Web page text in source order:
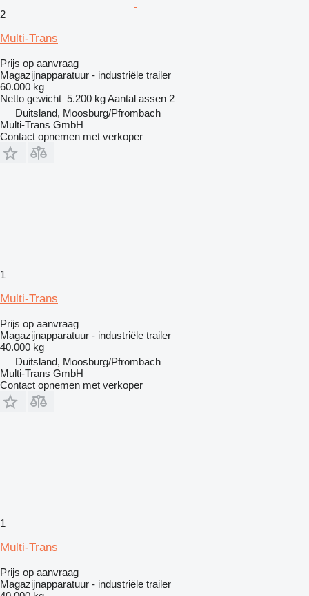
2
Multi-Trans
Prijs op aanvraag
Magazijnapparatuur - industriële trailer
60.000 kg
Netto gewicht 5.200 kgAantal assen 2
Duitsland, Moosburg/Pfrombach
Multi-Trans GmbH
Contact opnemen met verkoper
1
Multi-Trans
Prijs op aanvraag
Magazijnapparatuur - industriële trailer
40.000 kg
Duitsland, Moosburg/Pfrombach
Multi-Trans GmbH
Contact opnemen met verkoper
1
Multi-Trans
Prijs op aanvraag
Magazijnapparatuur - industriële trailer